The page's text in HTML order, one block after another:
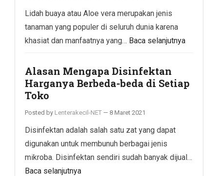
Lidah buaya atau Aloe vera merupakan jenis
tanaman yang populer di seluruh dunia karena
khasiat dan manfaatnya yang… Baca selanjutnya
Alasan Mengapa Disinfektan
Harganya Berbeda-beda di Setiap
Toko
Posted by Lenterakecil-NET — 8 Maret 2021
Disinfektan adalah salah satu zat yang dapat
digunakan untuk membunuh berbagai jenis
mikroba. Disinfektan sendiri sudah banyak dijual…
Baca selanjutnya